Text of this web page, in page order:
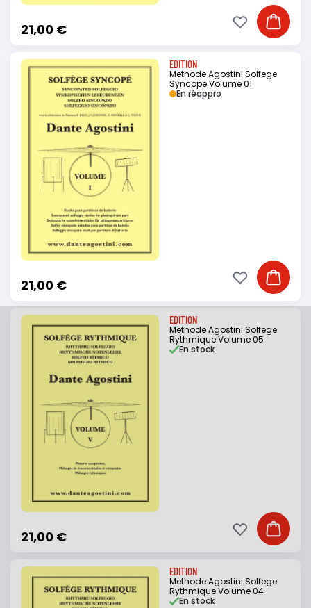
21,00 € Ajouter
Ajouter à ma
EDITION
Methode Agostini Solfege
Syncope Volume 01
21,00 €
En réappro
Ajouter
Ajouter à ma
EDITION
Methode Agostini Solfege
Rythmique Volume 05
21,00 €
En stock
Ajouter
Ajouter à ma
EDITION
Methode Agostini Solfege
Rythmique Volume 04
En stock